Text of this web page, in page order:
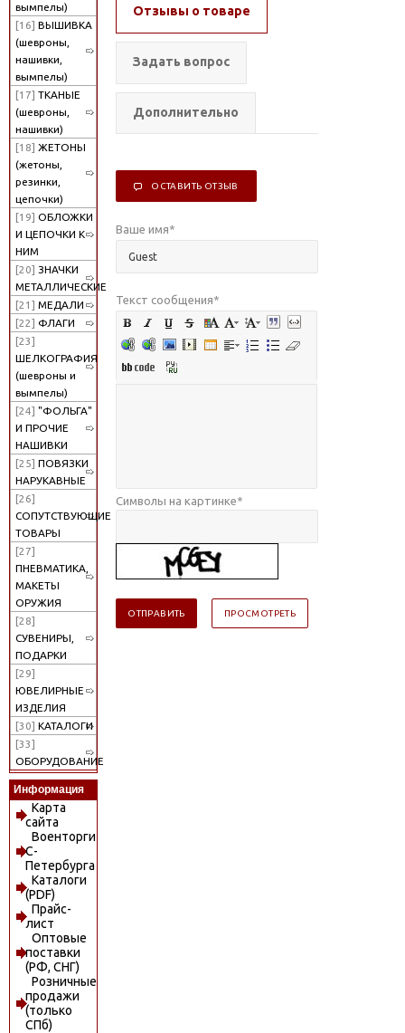
вымпелы)
[16] ВЫШИВКА
(шевроны,
нашивки,
вымпелы)
[17] ТКАНЫЕ
(шевроны,
нашивки)
[18] ЖЕТОНЫ
(жетоны,
резинки,
цепочки)
[19] ОБЛОЖКИ
И ЦЕПОЧКИ К
НИМ
[20] ЗНАЧКИ
МЕТАЛЛИЧЕСКИЕ
[21] МЕДАЛИ
[22] ФЛАГИ
[23]
ШЕЛКОГРАФИЯ
(шевроны и
вымпелы)
[24] "ФОЛЬГА"
И ПРОЧИЕ
НАШИВКИ
[25] ПОВЯЗКИ
НАРУКАВНЫЕ
[26]
СОПУТСТВУЮЩИЕ
ТОВАРЫ
[27]
ПНЕВМАТИКА,
МАКЕТЫ
ОРУЖИЯ
[28]
СУВЕНИРЫ,
ПОДАРКИ
[29]
ЮВЕЛИРНЫЕ
ИЗДЕЛИЯ
[30] КАТАЛОГИ
[33]
ОБОРУДОВАНИЕ
Информация
Карта
сайта
Военторги
С-
Петербурга
Каталоги
(PDF)
Прайс-
лист
Оптовые
поставки
(РФ, СНГ)
Розничные
продажи
(только
СПб)
Отзывы о товаре
Задать вопрос
Дополнительно
ОСТАВИТЬ ОТЗЫВ
Ваше имя*
Текст сообщения*
Символы на картинке*